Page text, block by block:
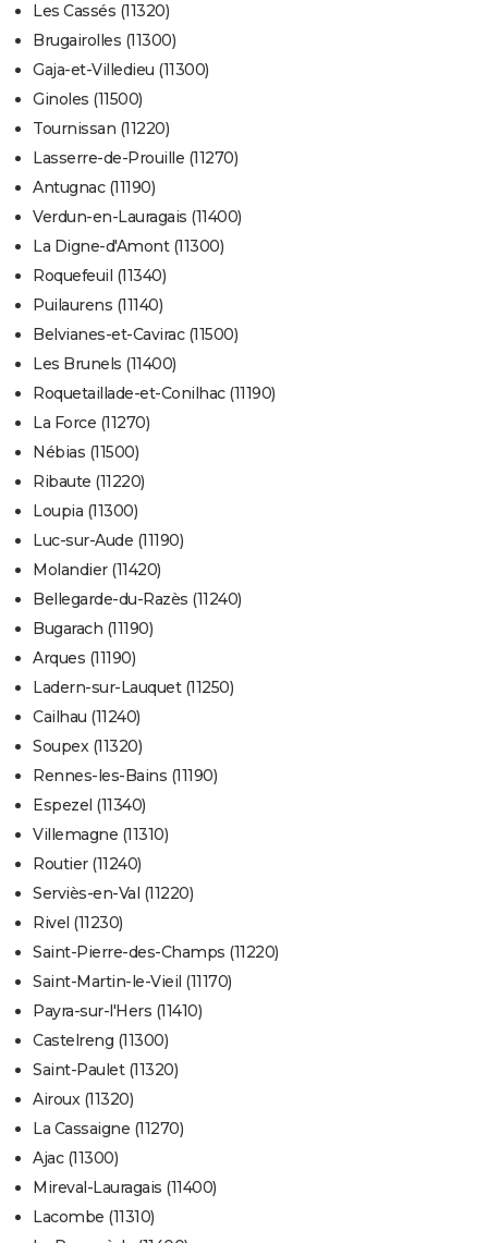
Les Cassés (11320)
Brugairolles (11300)
Gaja-et-Villedieu (11300)
Ginoles (11500)
Tournissan (11220)
Lasserre-de-Prouille (11270)
Antugnac (11190)
Verdun-en-Lauragais (11400)
La Digne-d'Amont (11300)
Roquefeuil (11340)
Puilaurens (11140)
Belvianes-et-Cavirac (11500)
Les Brunels (11400)
Roquetaillade-et-Conilhac (11190)
La Force (11270)
Nébias (11500)
Ribaute (11220)
Loupia (11300)
Luc-sur-Aude (11190)
Molandier (11420)
Bellegarde-du-Razès (11240)
Bugarach (11190)
Arques (11190)
Ladern-sur-Lauquet (11250)
Cailhau (11240)
Soupex (11320)
Rennes-les-Bains (11190)
Espezel (11340)
Villemagne (11310)
Routier (11240)
Serviès-en-Val (11220)
Rivel (11230)
Saint-Pierre-des-Champs (11220)
Saint-Martin-le-Vieil (11170)
Payra-sur-l'Hers (11410)
Castelreng (11300)
Saint-Paulet (11320)
Airoux (11320)
La Cassaigne (11270)
Ajac (11300)
Mireval-Lauragais (11400)
Lacombe (11310)